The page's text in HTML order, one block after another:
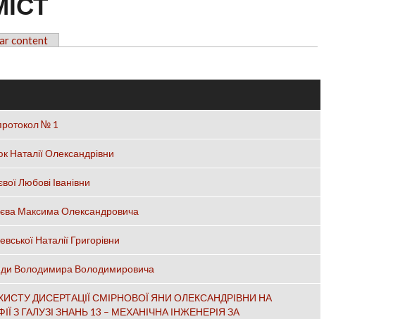
content
№ 1
Наталії Олександрівни
Любові Іванівни
Максима Олександровича
Наталії Григорівни
Володимира Володимировича
ДИСЕРТАЦІЇ СМІРНОВОЇ ЯНИ ОЛЕКСАНДРІВНИ НА
З ГАЛУЗІ ЗНАНЬ 13 – МЕХАНІЧНА ІНЖЕНЕРІЯ ЗА